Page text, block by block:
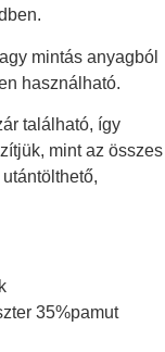
mintás anyagból
használható.
található, így
mint az összes
35%pamut